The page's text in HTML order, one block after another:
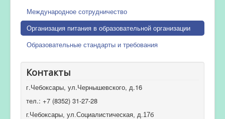
Международное сотрудничество
Организация питания в образовательной организации
Образовательные стандарты и требования
Контакты
г.Чебоксары, ул.Чернышевского, д.16
тел.: +7 (8352) 31-27-28
г.Чебоксары, ул.Социалистическая, д.17б